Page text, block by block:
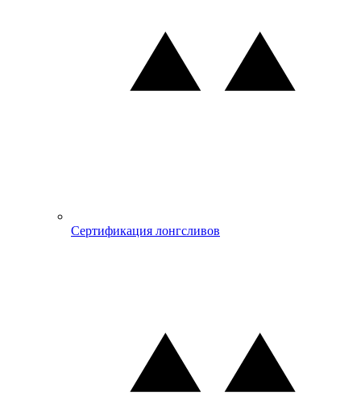
Сертификация лонгсливов